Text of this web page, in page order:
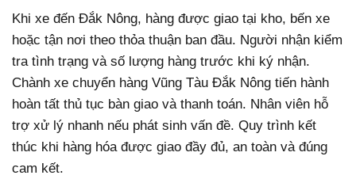
Khi xe đến Đắk Nông, hàng được giao tại kho, bến xe
hoặc tận nơi theo thỏa thuận ban đầu. Người nhận kiểm
tra tình trạng và số lượng hàng trước khi ký nhận.
Chành xe chuyển hàng Vũng Tàu Đắk Nông tiến hành
hoàn tất thủ tục bàn giao và thanh toán. Nhân viên hỗ
trợ xử lý nhanh nếu phát sinh vấn đề. Quy trình kết
thúc khi hàng hóa được giao đầy đủ, an toàn và đúng
cam kết.